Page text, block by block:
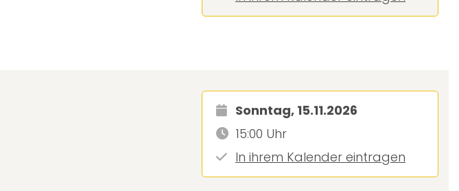
Sonntag, 15.11.2026
15:00 Uhr
In ihrem Kalender eintragen